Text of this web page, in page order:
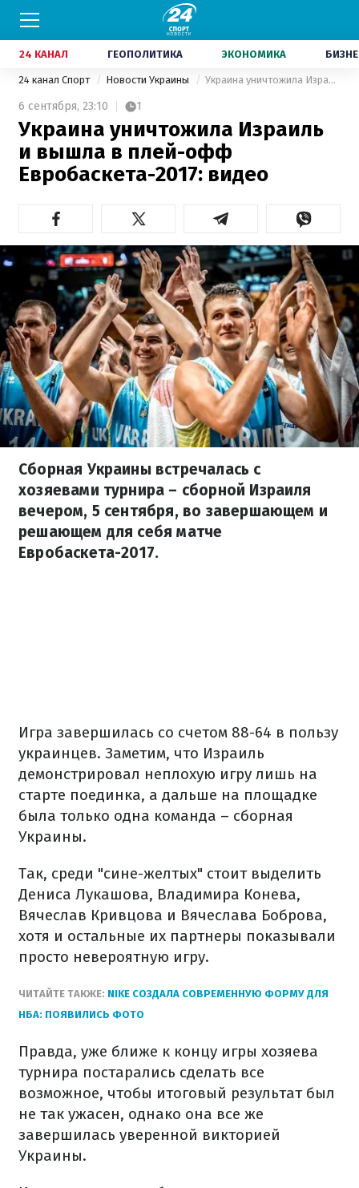
24 КАНАЛ ГЕОПОЛИТИКА ЭКОНОМИКА
24 канал Спорт Новости Украины Украина уничтожила Израиль и вышла в плей-офф Евробаскета-2017: видео
6 сентября, 23:10 1
Украина уничтожила Израиль
и вышла в плей-офф
Евробаскета-2017: видео
Сборная Украины встречалась с
хозяевами турнира – сборной Израиля
вечером, 5 сентября, во завершающем и
решающем для себя матче
Евробаскета-2017.
Игра завершилась со счетом 88-64 в пользу
украинцев. Заметим, что Израиль
демонстрировал неплохую игру лишь на
старте поединка, а дальше на площадке
была только одна команда – сборная
Украины.
Так, среди "сине-желтых" стоит выделить
Дениса Лукашова, Владимира Конева,
Вячеслав Кривцова и Вячеслава Боброва,
хотя и остальные их партнеры показывали
просто невероятную игру.
ЧИТАЙТЕ ТАКЖЕ: NIKE СОЗДАЛА СОВРЕМЕННУЮ ФОРМУ ДЛЯ
НБА: ПОЯВИЛИСЬ ФОТО
Правда, уже ближе к концу игры хозяева
турнира постарались сделать все
возможное, чтобы итоговый результат был
не так ужасен, однако она все же
завершилась уверенной викторией
Украины.